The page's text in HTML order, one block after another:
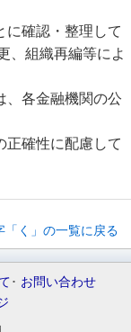
に確認・整理して
、組織再編等によ
、各金融機関の公
正確性に配慮して
く」の一覧に戻る
お問い合わせ